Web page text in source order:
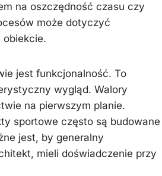
na oszczędność czasu czy
może dotyczyć
obiekcie.
jest funkcjonalność. To
wygląd. Walory
na pierwszym planie.
sportowe często są budowane
jest, by generalny
mieli doświadczenie przy